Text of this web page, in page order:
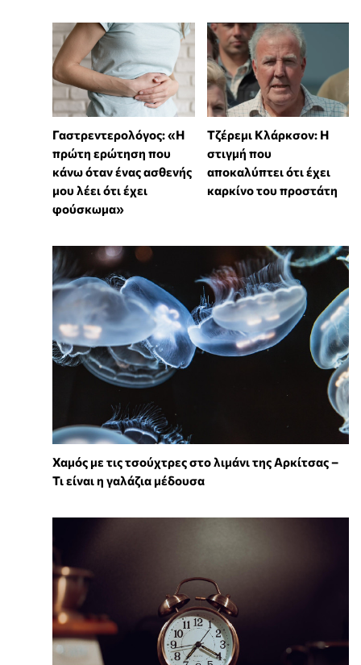
Γαστρεντερολόγος: «Η
πρώτη ερώτηση που
κάνω όταν ένας ασθενής
μου λέει ότι έχει
φούσκωμα»
Τζέρεμι Κλάρκσον: Η
στιγμή που
αποκαλύπτει ότι έχει
καρκίνο του προστάτη
Χαμός με τις τσούχτρες στο λιμάνι της Αρκίτσας –
Τι είναι η γαλάζια μέδουσα